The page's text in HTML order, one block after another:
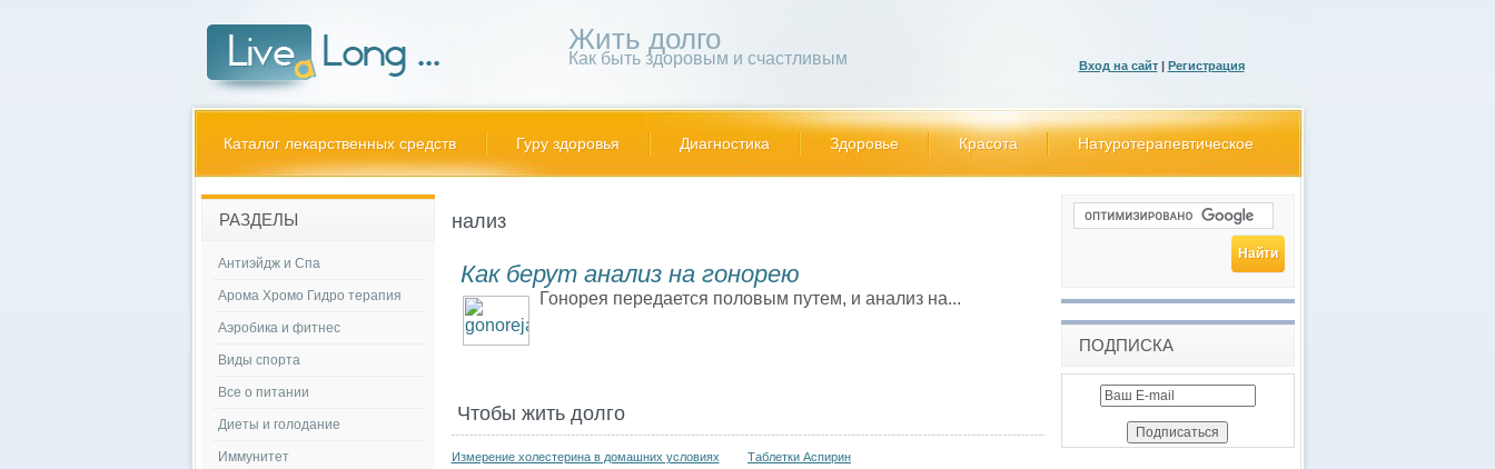
Жить долго
Как быть здоровым и счастливым Вход на сайт | Регистрация
Каталог лекарственных средств Гуру здоровья Диагностика Здоровье Красота Натуротерапевтическое
нализ
Как берут анализ на гонорею
Гонорея передается половым путем, и анализ на...
Чтобы жить долго
Измерение холестерина в домашних условиях
Таблетки Аспирин
РАЗДЕЛЫ
Антиэйдж и Спа
Арома Хромо Гидро терапия
Аэробика и фитнес
Виды спорта
Все о питании
Диеты и голодание
Иммунитет
ПОДПИСКА